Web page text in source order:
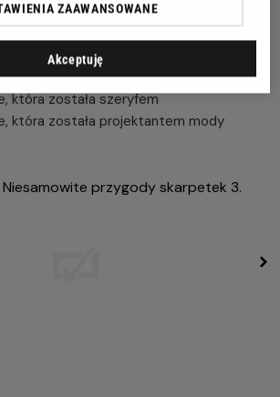
która wygrała konkurs na najpiękniejszą
która została śledczym
która znalazła miłość
która została szeryfem
która została projektantem mody
ZAAWANSOWANE
Akceptuję